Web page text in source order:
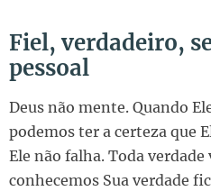
Fiel, verdadeiro,
pessoal
Deus não mente. Quando
podemos ter a certeza que
Ele não falha. Toda verdade
conhecemos Sua verdade